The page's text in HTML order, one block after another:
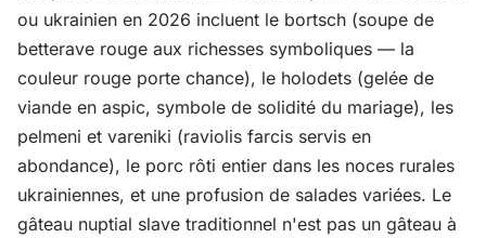
ou ukrainien en 2026 incluent le bortsch (soupe de
betterave rouge aux richesses symboliques — la
couleur rouge porte chance), le holodets (gelée de
viande en aspic, symbole de solidité du mariage), les
pelmeni et vareniki (raviolis farcis servis en
abondance), le porc rôti entier dans les noces rurales
ukrainiennes, et une profusion de salades variées. Le
gâteau nuptial slave traditionnel n'est pas un gâteau à